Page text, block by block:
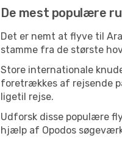
De mest populære
Det er nemt at flyve til
stamme fra de største
Store internationale
foretrækkes af rejsende
ligetil rejse.
Udforsk disse populære
hjælp af Opodos